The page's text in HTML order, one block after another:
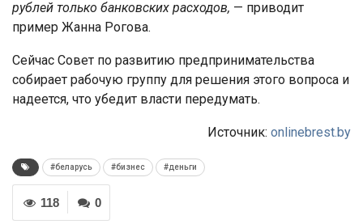
рублей только банковских расходов, — приводит
пример Жанна Рогова.
Сейчас Совет по развитию предпринимательства
собирает рабочую группу для решения этого вопроса и
надеется, что убедит власти передумать.
Источник: onlinebrest.by
#беларусь #бизнес #деньги
0
118